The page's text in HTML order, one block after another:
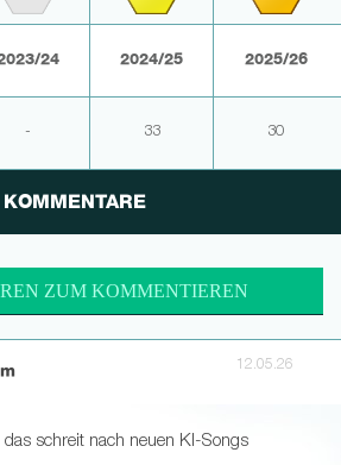
24 2024/25 2025/26
- 33 30
KOMMENTARE
ZUM KOMMENTIEREN
12.05.26
schreit nach neuen KI-Songs